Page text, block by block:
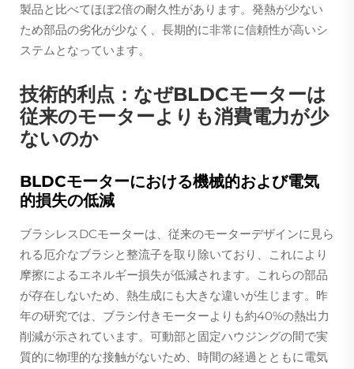
製品と比べてほぼ2倍の耐久性があります。発熱が少ない
ため部品の劣化が少なく、長期的に非常に信頼性が高いシ
ステムとなっています。
技術的利点：なぜBLDCモーターは
従来のモーターよりも消費電力が少
ないのか
BLDCモーターにおける機械的および電気
的損失の低減
ブラシレスDCモーターは、従来のモーターデザインに見ら
れる厄介なブラシと整流子を取り除いており、これにより
摩擦によるエネルギー損失が低減されます。これらの部品
が存在しないため、熱生成にも大きな違いが生じます。昨
年の研究では、ブラシ付きモーターよりも約40%の熱出力
削減が示されています。可動部と固定ハウジングの間で実
質的に物理的な接触がないため、時間の経過とともに電気